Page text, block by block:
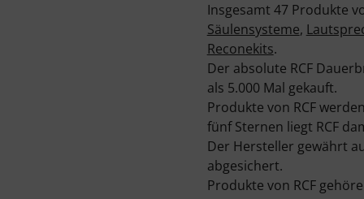
Insgesamt 47 Produkte
Säulensysteme,
Reconekits.
Der absolute RCF
als 5.000 Mal gekauft.
Produkte von RCF
fünf Sternen liegt RCF
Der Hersteller gewährt
abgesichert.
Produkte von RCF